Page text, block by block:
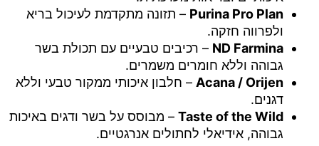
Purina Pro Plan – תזונה מתקדמת לעיכול בריא
ולפרווה חזקה.
ND Farmina – רכיבים טבעיים עם תכולת בשר
גבוהה וללא חומרים משמרים.
Acana / Orijen – חלבון איכותי ממקור טבעי וללא
דגנים.
Taste of the Wild – מבוסס על בשר ודגים באיכות
גבוהה, אידיאלי לחתולים אנרגטיים.